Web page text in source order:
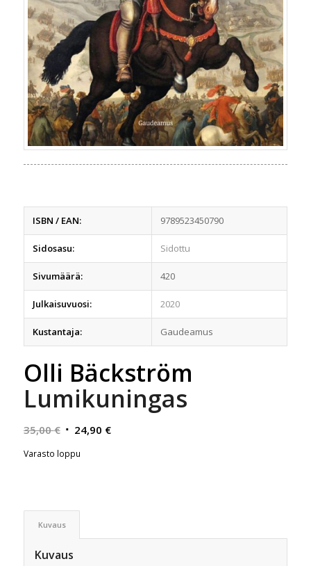
ISBN / EAN: 9789523450790
Sidosasu: Sidottu
Sivumäärä: 420
Julkaisuvuosi: 2020
Kustantaja: Gaudeamus
Olli Bäckström
Lumikuningas
35,00€ Alkuperäinen
oli:
24,90 €Nykyinen
Varasto loppu
Kuvaus
Kuvaus